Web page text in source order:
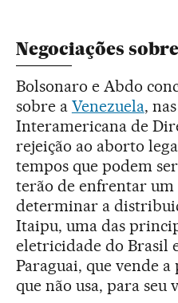
Negociações
Bolsonaro e Abdo
sobre a Venezuela,
Interamericana de
rejeição ao aborto
tempos que podem
terão de enfrentar
determinar a
Itaipu, uma das
eletricidade do Brasil
Paraguai, que vende
que não usa, para seu